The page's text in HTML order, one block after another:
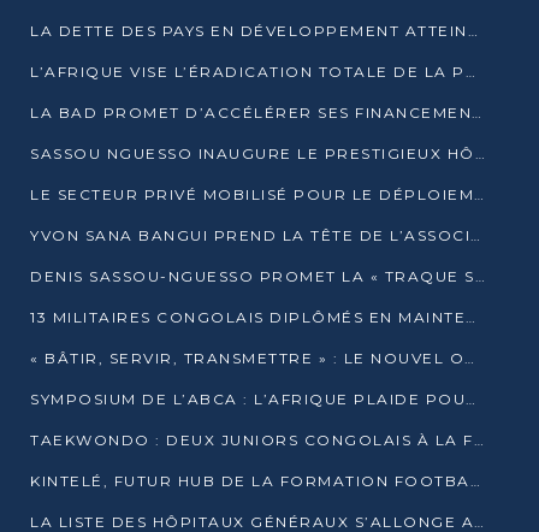
LA DETTE DES PAYS EN DÉVELOPPEMENT ATTEINT UN SOMMET HISTORIQUE ENTRE 2022 ET 2024
L’AFRIQUE VISE L’ÉRADICATION TOTALE DE LA POLIOMYÉLITE D’ICI 2026
LA BAD PROMET D’ACCÉLÉRER SES FINANCEMENTS AVEC LE MINISTÈRE DE L’ASSAINISSEMENT
SASSOU NGUESSO INAUGURE LE PRESTIGIEUX HÔTEL KEMPINSKI BRAZZAVILLE
LE SECTEUR PRIVÉ MOBILISÉ POUR LE DÉPLOIEMENT DE 19 MINI-CENTRALES SOLAIRES
YVON SANA BANGUI PREND LA TÊTE DE L’ASSOCIATION DES BANQUES CENTRALES AFRICAINES
DENIS SASSOU-NGUESSO PROMET LA « TRAQUE SANS RELÂCHE » DU GRAND BANDITISME
13 MILITAIRES CONGOLAIS DIPLÔMÉS EN MAINTENANCE INDUSTRIELLE APRÈS TROIS ANS DE FORMATION À L’UNIVERSITÉ MARIEN-NGOUABI
« BÂTIR, SERVIR, TRANSMETTRE » : LE NOUVEL OUVRAGE QUI INTERPELLE LES COLLECTIVITÉS
SYMPOSIUM DE L’ABCA : L’AFRIQUE PLAIDE POUR UN FINANCEMENT CLIMATIQUE ÉQUITABLE
TAEKWONDO : DEUX JUNIORS CONGOLAIS À LA FINALE D’OPEN SYRIES 2025 À ABIDJAN
KINTELÉ, FUTUR HUB DE LA FORMATION FOOTBALLISTIQUE AFRICAINE ?
LA LISTE DES HÔPITAUX GÉNÉRAUX S’ALLONGE AU CONGO